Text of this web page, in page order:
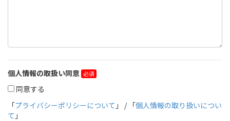
個人情報の取扱い同意
同意する
「プライバシーポリシーについて 」 / 「個人情報の取り扱いについ
て 」